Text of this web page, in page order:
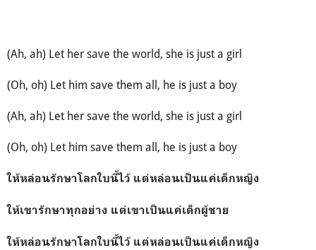
(Ah, ah) Let her save the world, she is just a girl
(Oh, oh) Let him save them all, he is just a boy
(Ah, ah) Let her save the world, she is just a girl
(Oh, oh) Let him save them all, he is just a boy
ให้หล่อนรักษาโลกใบนี้ไว้ แต่หล่อนเป็นแค่เด็กหญิง
ให้เขารักษาทุกอย่าง แต่เขาเป็นแค่เด็กผู้ชาย
ให้หล่อนรักษาโลกใบนี้ไว้ แต่หล่อนเป็นแค่เด็กหญิง